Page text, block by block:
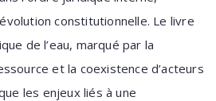
constitutionnelle. Le livre
de l’eau, marqué par la
et la coexistence d’acteurs
les enjeux liés à une